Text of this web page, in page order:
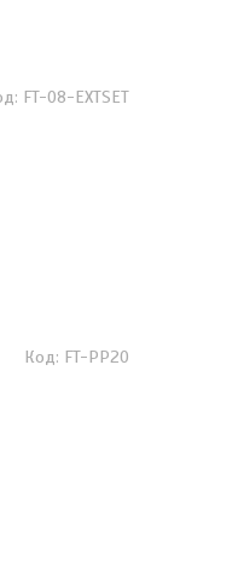
FT-08-EXTSET
FT-PP20